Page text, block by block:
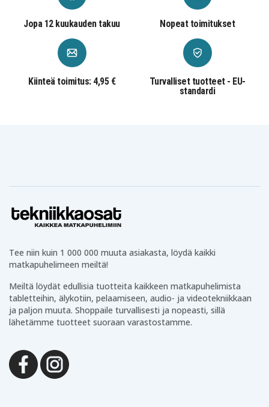
Jopa 12 kuukauden takuu Nopeat toimitukset
Kiinteä toimitus: 4,95 €
Turvalliset tuotteet - EU-
standardi
Tee niin kuin 1 000 000 muuta asiakasta, löydä kaikki
matkapuhelimeen meiltä!
Meiltä löydät edullisia tuotteita kaikkeen matkapuhelimista
tabletteihin, älykotiin, pelaamiseen, audio- ja videotekniikkaan
ja paljon muuta. Shoppaile turvallisesti ja nopeasti, sillä
lähetämme tuotteet suoraan varastostamme.